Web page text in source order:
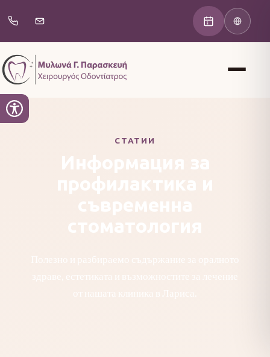
СТАТИИ
Информация за
профилактика и
съвременна
стоматология
Полезно и разбираемо съдържание за оралното
здраве, естетиката и възможностите за лечение